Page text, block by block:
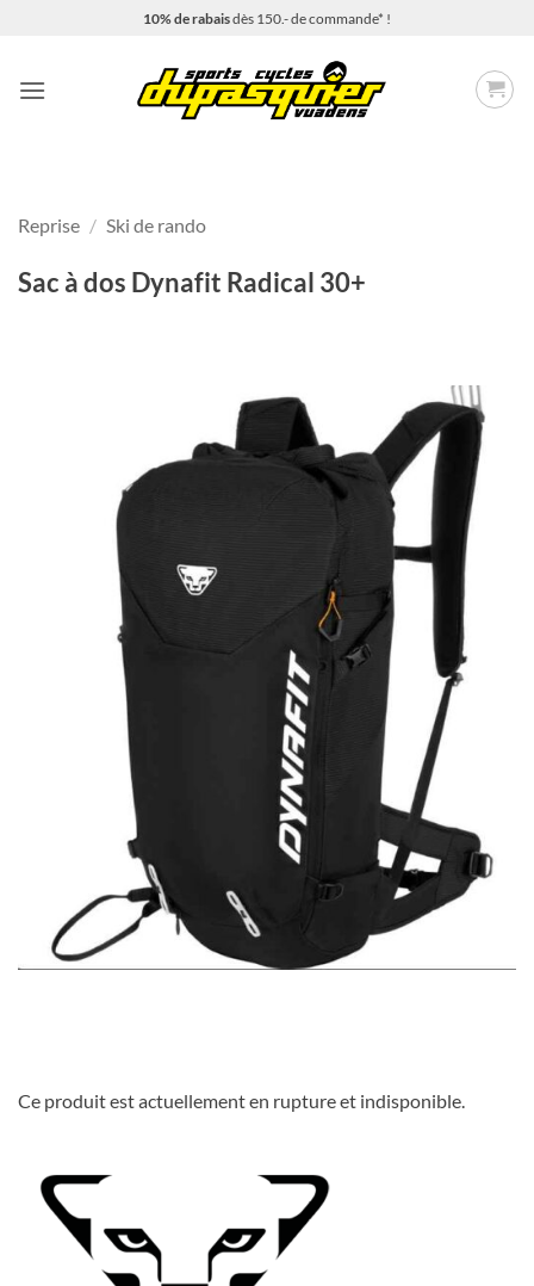
10% de rabaisdès 150.- de commande* !
Reprise / Ski de rando
Sac à dos Dynafit Radical 30+
Ce produit est actuellement en rupture et indisponible.